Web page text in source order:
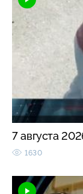
7 августа
1630